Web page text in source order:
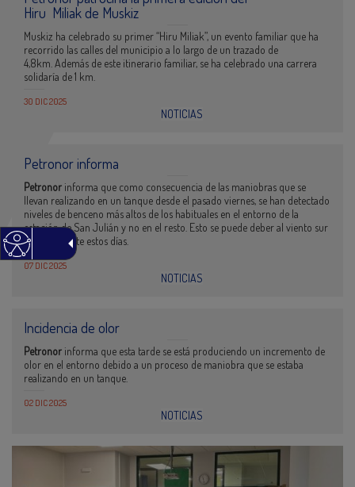
Hiru Miliak de Muskiz
Muskiz ha celebrado su primer “Hiru Miliak”, un evento familiar que ha
recorrido las calles del municipio a lo largo de un trazado de
4,8km. Además de este itinerario familiar, se ha celebrado una carrera
solidaría de 1 km.
30 DIC 2025
NOTICIAS
Petronor informa
Petronor informa que como consecuencia de las maniobras que se
llevan realizando en un tanque desde el pasado viernes, se han detectado
niveles de benceno más altos de los habituales en el entorno de la
estación de San Julián y no en el resto. Esto se puede deber al viento sur
predominante estos días.
07 DIC 2025
NOTICIAS
Incidencia de olor
Petronor informa que esta tarde se está produciendo un incremento de
olor en el entorno debido a un proceso de maniobra que se estaba
realizando en un tanque.
02 DIC 2025
NOTICIAS